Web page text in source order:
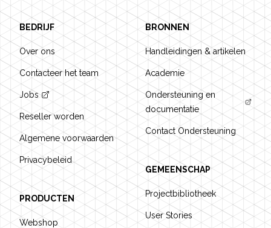
BEDRIJF
Over ons
Contacteer het team
Jobs
Reseller worden
Algemene voorwaarden
Privacybeleid
PRODUCTEN
Webshop
BRONNEN
Handleidingen & artikelen
Academie
Ondersteuning en
documentatie
Contact Ondersteuning
GEMEENSCHAP
Projectbibliotheek
User Stories